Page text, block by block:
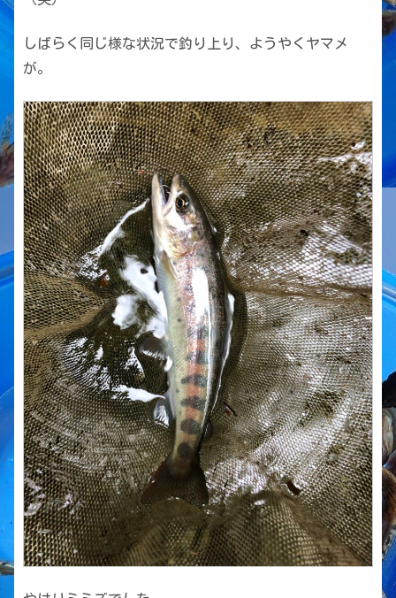
しばらく同じ様な状況で釣り上り、ようやくヤマメ
が。